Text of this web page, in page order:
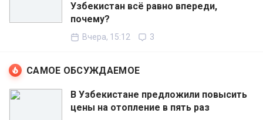
Узбекистан всё равно впереди,
почему?
Вчера, 15:12 3
САМОЕ ОБСУЖДАЕМОЕ
В Узбекистане предложили повысить
цены на отопление в пять раз